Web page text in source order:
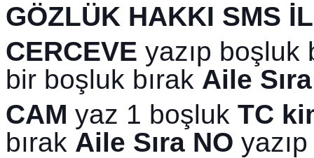
GÖZLÜK HAKKI SMS
CERCEVE yazıp boşluk
bir boşluk bırak Aile
CAM yaz 1 boşluk TC
bırak Aile Sıra NO